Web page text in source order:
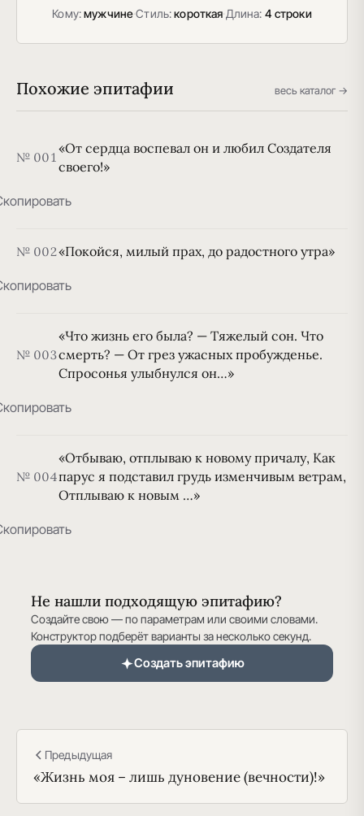
Кому:мужчине·Стиль:короткая·Длина: 4 строки
Похожие эпитафии весь каталог →
№ 001
«От сердца воспевал он и любил Создателя
своего!»
№ 002«Покойся, милый прах, до радостного утра»
№ 003
«Что жизнь его была? — Тяжелый сон. Что
смерть? — От грез ужасных пробужденье.
Спросонья улыбнулся он…»
№ 004
«Отбываю, отплываю к новому причалу, Как
парус я подставил грудь изменчивым ветрам,
Отплываю к новым …»
Не нашли подходящую эпитафию?
Создайте свою — по параметрам или своими словами.
Конструктор подберёт варианты за несколько секунд.
Создать эпитафию
Предыдущая
«Жизнь моя – лишь дуновение (вечности)!»